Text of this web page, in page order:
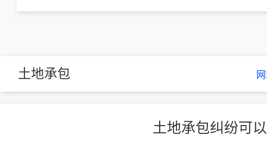
土地承包
土地承包纠纷可